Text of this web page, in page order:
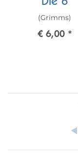
(Grimms)
€ 6,00 *